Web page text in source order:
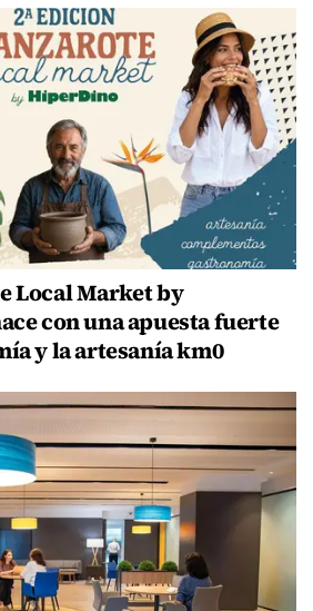
Local Market by
con una apuesta fuerte
y la artesanía km0